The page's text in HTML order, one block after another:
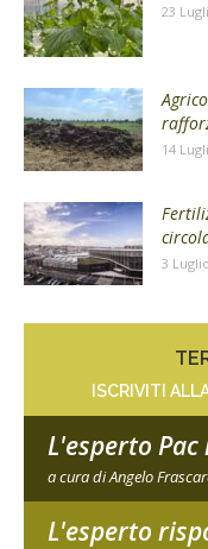
23
14
3
ISCRIVITI
L'esperto
a cura di Angelo
L'esperto